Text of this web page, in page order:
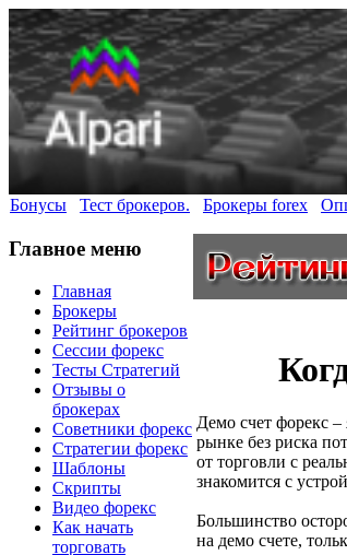
Бонусы Тест брокеров. Брокеры forex
Главное меню
Главная
Брокеры
Рейтинг брокеров
Сессии форекс
Тесты Стратегий
Отзывы о
брокерах
Советники форекс
Стратегии форекс
Шаблоны
Скрипты
Видео форекс
Как начать
торговать
Демо счет форекс
рынке без риска
от торговли с
знакомится с
Большинство
на демо счете,